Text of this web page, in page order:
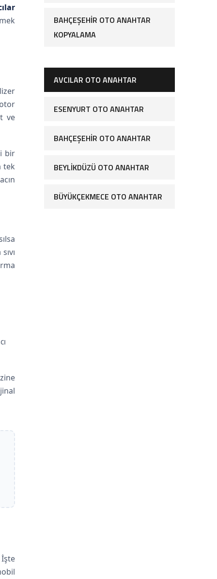
ve
bir
tek
BAHÇEŞEHIR OTO ANAHTAR
KOPYALAMA
AVCILAR OTO ANAHTAR
ESENYURT OTO ANAHTAR
BAHÇEŞEHIR OTO ANAHTAR
BEYLIKDÜZÜ OTO ANAHTAR
BÜYÜKÇEKMECE OTO ANAHTAR